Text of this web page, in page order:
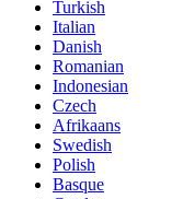
Turkish
Italian
Danish
Romanian
Indonesian
Czech
Afrikaans
Swedish
Polish
Basque